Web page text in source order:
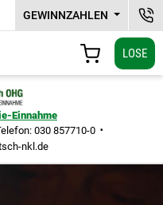
Einnahme
030 857710-0
nkl.de
GEWINNZAHLEN
LOSE